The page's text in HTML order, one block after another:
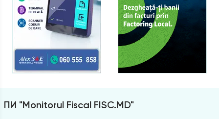
ПИ "Monitorul Fiscal FISC.MD"